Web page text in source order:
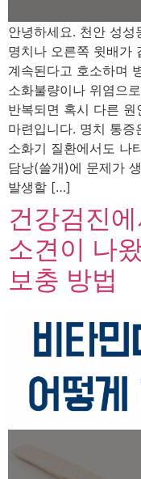
안녕하세요. 천안 성성
명치나 오른쪽 윗배가
계속된다고 호소하며
소화불량이나 위염으
반복되면 혹시 다른
마련입니다. 명치 통
소화기 질환에서도 나
담낭(쓸개)에 문제가
발생할 […]
건강검진
소견이 나
보충 방법